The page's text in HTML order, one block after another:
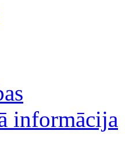
informācija